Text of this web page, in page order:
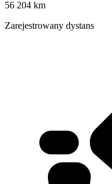
56 204 km
Zarejestrowany dystans